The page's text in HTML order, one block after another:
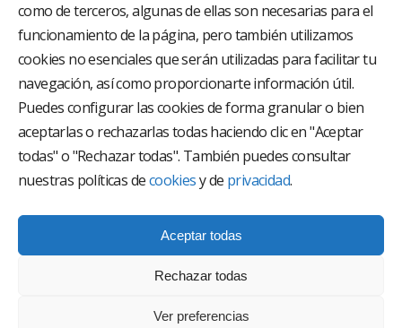
como de terceros, algunas de ellas son necesarias para el
funcionamiento de la página, pero también utilizamos
cookies no esenciales que serán utilizadas para facilitar tu
navegación, así como proporcionarte información útil.
Puedes configurar las cookies de forma granular o bien
aceptarlas o rechazarlas todas haciendo clic en "Aceptar
todas" o "Rechazar todas". También puedes consultar
nuestras políticas decookiesy de privacidad.
Aceptar todas
Rechazar todas
Ver preferencias
El Grupo Hospitalario HLA es uno de los proveedores
hospitalarios con mayor presencia en España, creado
con el objetivo de proporcionar el acceso a una
asistencia sanitaria de alto nivel. Nuestra red asistencial
está compuesta por 18 hospitales y 37 centros médicos
multiespecialidad.
Síguenos en